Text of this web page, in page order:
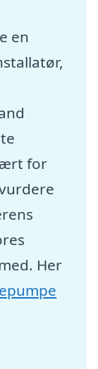
en
for
Her